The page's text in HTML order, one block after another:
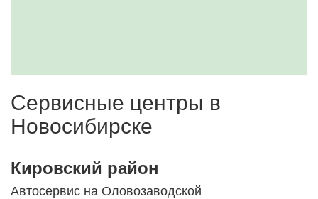
Сервисные центры в
Новосибирске
Кировский район
Автосервис на Оловозаводской